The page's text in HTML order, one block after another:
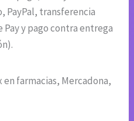
PayPal, transferencia
Pay y pago contra entrega
farmacias, Mercadona,